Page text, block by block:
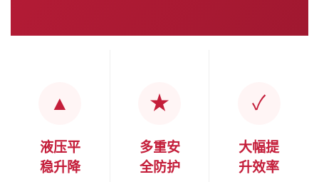
▲
液压平
稳升降
★
多重安
全防护
✓
大幅提
升效率